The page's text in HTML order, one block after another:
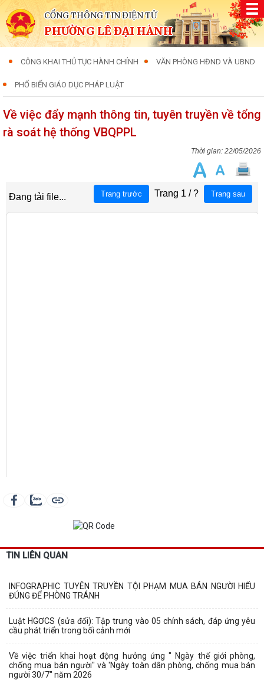
CỔNG THÔNG TIN ĐIỆN TỬ
PHƯỜNG LÊ ĐẠI HÀNH
CÔNG KHAI THỦ TỤC HÀNH CHÍNH VĂN PHÒNG HĐND VÀ UBND
PHỔ BIẾN GIÁO DỤC PHÁP LUẬT
Về việc đẩy mạnh thông tin, tuyên truyền về tổng
rà soát hệ thống VBQPPL
22/05/2026
TIN LIÊN QUAN
INFOGRAPHIC TUYÊN TRUYỀN TỘI PHẠM MUA BÁN NGƯỜI HIỂU
ĐÚNG ĐỂ PHÒNG TRÁNH
Luật HGƠCS (sửa đổi): Tập trung vào 05 chính sách, đáp ứng yêu
cầu phát triển trong bối cảnh mới
Về việc triển khai hoạt động hưởng ứng " Ngày thế giới phòng,
chống mua bán người" và 'Ngày toàn dân phòng, chống mua bán
người 30/7" năm 2026